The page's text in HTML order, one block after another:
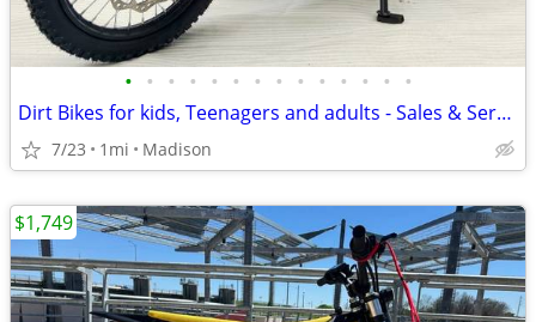
• • • • • • • • • • • • • •
Dirt Bikes for kids, Teenagers and adults - Sales & Service
7/23 1mi Madison
$1,749